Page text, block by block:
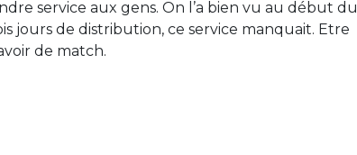
service aux gens. On l’a bien vu au début du
jours de distribution, ce service manquait. Etre
de match.